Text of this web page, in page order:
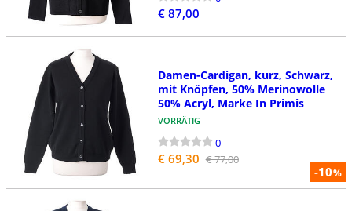
€ 87,00
-10%
Damen-Cardigan, kurz, Schwarz,
mit Knöpfen, 50% Merinowolle
50% Acryl, Marke In Primis
VORRÄTIG
0
€ 69,30 € 77,00